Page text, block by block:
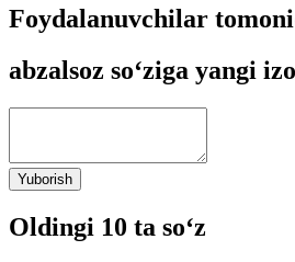
Foydalanuvchilar
abzalsoz so‘ziga yangi
Yuborish
Oldingi 10 ta so‘z